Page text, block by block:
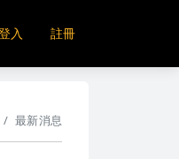
入 註冊
最新消息